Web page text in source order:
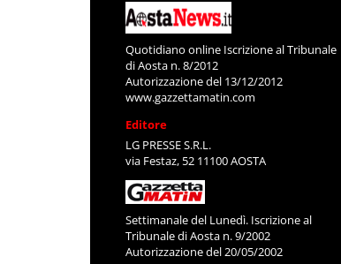
Quotidiano online Iscrizione al Tribunale
di Aosta n. 8/2012
Autorizzazione del 13/12/2012
www.gazzettamatin.com
Editore
LG PRESSE S.R.L.
via Festaz, 52 11100 AOSTA
Settimanale del Lunedì. Iscrizione al
Tribunale di Aosta n. 9/2002
Autorizzazione del 20/05/2002